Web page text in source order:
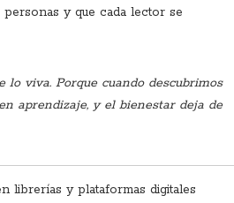
y que cada lector se
lo viva. Porque cuando descubrimos
aprendizaje, y el bienestar deja de
librerías y plataformas digitales